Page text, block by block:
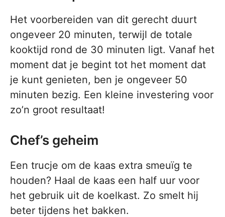
Het voorbereiden van dit gerecht duurt
ongeveer 20 minuten, terwijl de totale
kooktijd rond de 30 minuten ligt. Vanaf het
moment dat je begint tot het moment dat
je kunt genieten, ben je ongeveer 50
minuten bezig. Een kleine investering voor
zo’n groot resultaat!
Chef’s geheim
Een trucje om de kaas extra smeuïg te
houden? Haal de kaas een half uur voor
het gebruik uit de koelkast. Zo smelt hij
beter tijdens het bakken.